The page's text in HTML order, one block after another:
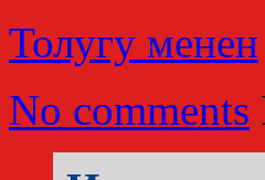
Толугу менен
No comments